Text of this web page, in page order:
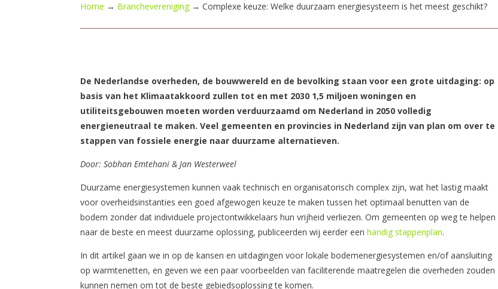
Home → Branchevereniging→Complexe keuze: Welke duurzaam energiesysteem is het meest geschikt?
De Nederlandse overheden, de bouwwereld en de bevolking staan voor een grote uitdaging: op
basis van het Klimaatakkoord zullen tot en met 2030 1,5 miljoen woningen en
utiliteitsgebouwen moeten worden verduurzaamd om Nederland in 2050 volledig
energieneutraal te maken. Veel gemeenten en provincies in Nederland zijn van plan om over te
stappen van fossiele energie naar duurzame alternatieven.
Door: Sobhan Emtehani & Jan Westerweel
Duurzame energiesystemen kunnen vaak technisch en organisatorisch complex zijn, wat het lastig maakt
voor overheidsinstanties een goed afgewogen keuze te maken tussen het optimaal benutten van de
bodem zonder dat individuele projectontwikkelaars hun vrijheid verliezen. Om gemeenten op weg te helpen
naar de beste en meest duurzame oplossing, publiceerden wij eerder eenhandig stappenplan.
In dit artikel gaan we in op de kansen en uitdagingen voor lokale bodemenergiesystemen en/of aansluiting
op warmtenetten, en geven we een paar voorbeelden van faciliterende maatregelen die overheden zouden
kunnen nemen om tot de beste gebiedsoplossing te komen.